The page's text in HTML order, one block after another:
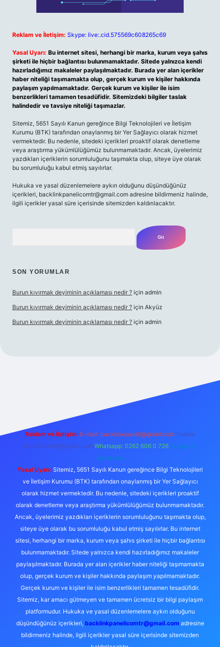
Reklam ve İletişim: Skype: live:.cid.575569c608265c69
Yasal Uyarı: Bu internet sitesi, herhangi bir marka, kurum veya şahıs
şirketi ile hiçbir bağlantısı bulunmamaktadır. Sitede yalnızca kendi
hazırladığımız makaleler paylaşılmaktadır. Burada yer alan içerikler
haber niteliği taşımamakta olup, gerçek kurum ve kişiler hakkında
paylaşım yapılmamaktadır. Gerçek kurum ve kişiler ile isim
benzerlikleri tamamen tesadüfidir. Sitemizdeki bilgiler taslak
halindedir ve tavsiye niteliği taşımazlar.
Sitemiz, 5651 Sayılı Kanun gereğince Bilgi Teknolojileri ve İletişim
Kurumu (BTK) tarafından onaylanmış bir Yer Sağlayıcı olarak hizmet
vermektedir. Bu nedenle, sitedeki içerikleri proaktif olarak denetleme
veya araştırma yükümlülüğümüz bulunmamaktadır. Ancak, üyelerimiz
yazdıkları içeriklerin sorumluluğunu taşımakta olup, siteye üye olarak
bu sorumluluğu kabul etmiş sayılırlar.
Hukuka ve yasal düzenlemelere aykırı olduğunu düşündüğünüz
içerikleri, backlinkpanelicomtr@gmail.com adresine bildirmeniz halinde,
ilgili içerikler yasal süre içerisinde sitemizden kaldırılacaktır.
SON YORUMLAR
Burun kıvırmak deyiminin açıklaması nedir ? için admin
Burun kıvırmak deyiminin açıklaması nedir ? için Akyüz
Burun kıvırmak deyiminin açıklaması nedir ? için admin
Reklam ve İletişim: E-mail: backlinkpaneli@gmail.com Teams:
forumhizmeti@gmail.com Whatsapp: 0262 606 0 726 Telegram:
@karabul
Yasal Uyarı: Sitemiz, 5651 Sayılı Kanun gereğince Bilgi Teknolojileri
ve İletişim Kurumu (BTK) tarafından onaylanmış bir Yer Sağlayıcı
olarak hizmet vermektedir. Bu nedenle, sitedeki içerikleri proaktif
olarak denetleme veya araştırma yükümlülüğümüz bulunmamaktadır.
Ancak, üyelerimiz yazdıkları içeriklerin sorumluluğunu taşımakta olup,
siteye üye olarak bu sorumluluğu kabul etmiş sayılırlar. Bu internet
sitesi, herhangi bir marka, kurum veya şahıs şirketi ile hiçbir bağlantısı
bulunmamaktadır. Sitede yalnızca kendi hazırladığımız makaleler
paylaşılmaktadır. Burada yer alan içerikler haber niteliği taşımamakta
olup, gerçek kurum ve kişiler hakkında paylaşım yapılmamaktadır.
Gerçek kurum ve kişiler ile isim benzerlikleri tamamen tesadüfidir.
Sitemiz, kar amacı gütmeyen ve tamamen ücretsiz bir bilgi paylaşım
platformudur. Hukuka ve yasal düzenlemelere aykırı olduğunu
düşündüğünüz içerikleri, backlinkpanelicomtr@gmail.comadresine
bildirmeniz halinde, ilgili içerikler yasal süre içerisinde sitemizden